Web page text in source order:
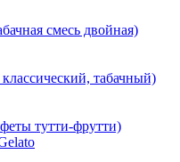
смесь двойная)
табачный)
тутти-фрутти)